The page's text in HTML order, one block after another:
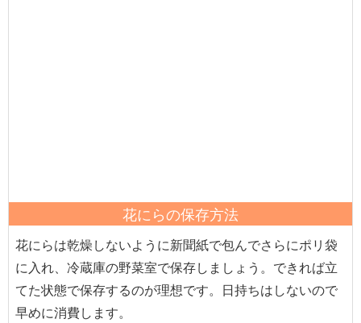
花にらの保存方法
花にらは乾燥しないように新聞紙で包んでさらにポリ袋
に入れ、冷蔵庫の野菜室で保存しましょう。できれば立
てた状態で保存するのが理想です。日持ちはしないので
早めに消費します。